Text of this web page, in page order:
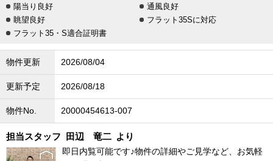
陽当り良好
通風良好
眺望良好
フラット35Sに対応
フラット35・S適合証明書
物件更新 2026/08/04
更新予定 2026/08/18
物件No. 20000454613-007
担当スタッフ 田辺 竜二 より
即日内覧可能です♪物件の詳細やご見学など、お気軽